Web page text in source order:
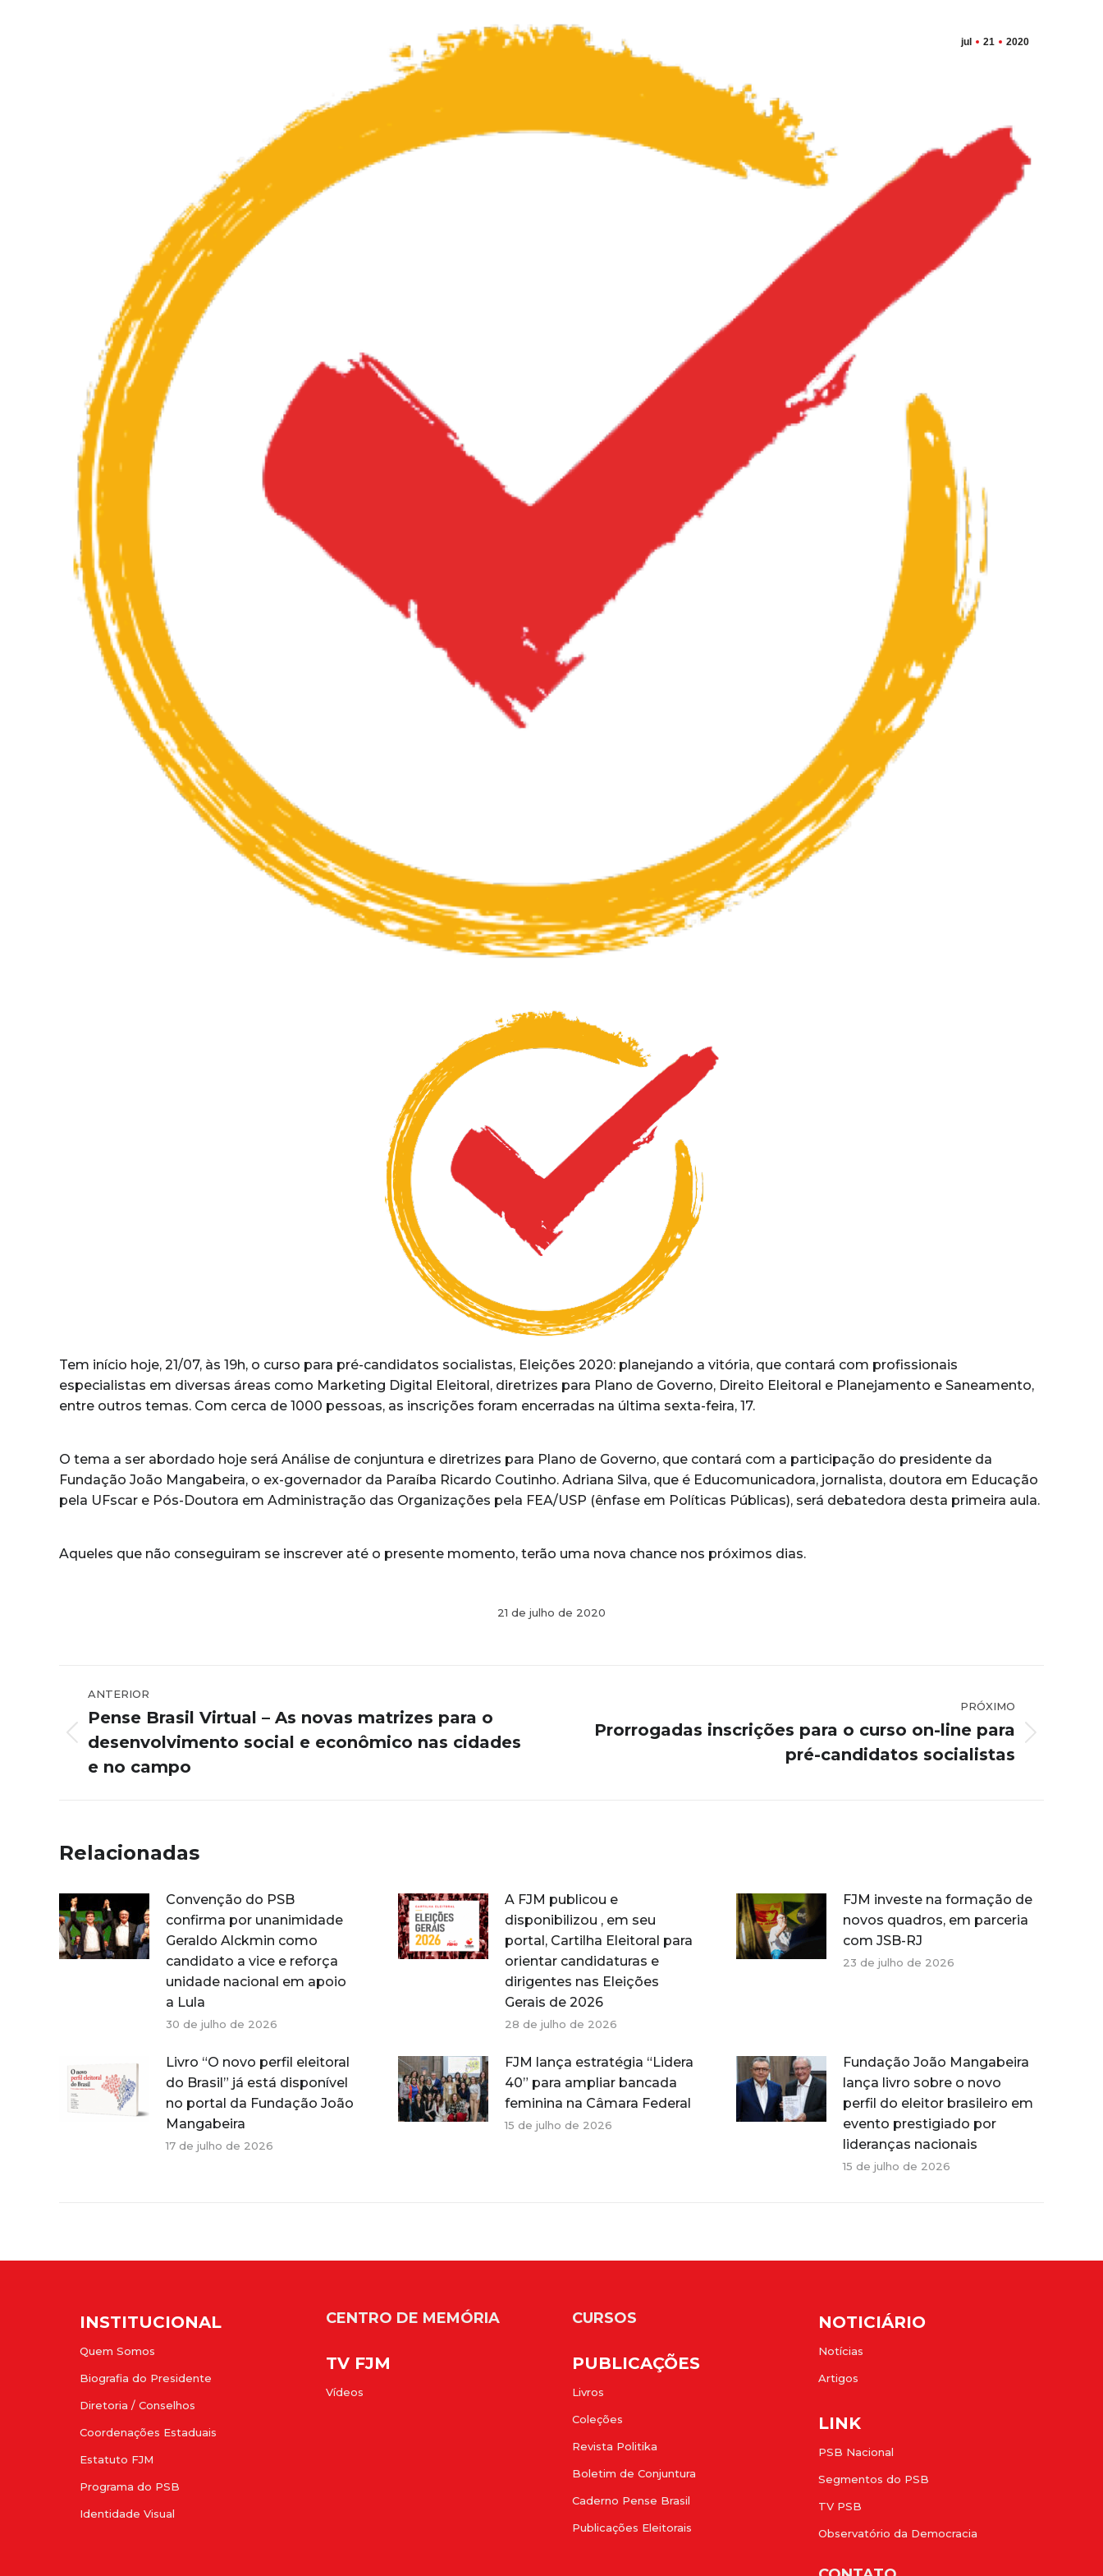
jul 21 2020
Tem início hoje, 21/07, às 19h, o curso para pré-candidatos socialistas, Eleições 2020: planejando a vitória, que contará com profissionais
especialistas em diversas áreas como Marketing Digital Eleitoral, diretrizes para Plano de Governo, Direito Eleitoral e Planejamento e Saneamento,
entre outros temas. Com cerca de 1000 pessoas, as inscrições foram encerradas na última sexta-feira, 17.
O tema a ser abordado hoje será Análise de conjuntura e diretrizes para Plano de Governo, que contará com a participação do presidente da
Fundação João Mangabeira, o ex-governador da Paraíba Ricardo Coutinho. Adriana Silva, que é Educomunicadora, jornalista, doutora em Educação
pela UFscar e Pós-Doutora em Administração das Organizações pela FEA/USP (ênfase em Políticas Públicas), será debatedora desta primeira aula.
Aqueles que não conseguiram se inscrever até o presente momento, terão uma nova chance nos próximos dias.
21 de julho de 2020
de
post:
ANTERIOR
Post
anterior:
Pense Brasil Virtual – As novas matrizes para o
desenvolvimento social e econômico nas cidades
e no campo
PRÓXIMO
Prorrogadas inscrições para o curso on-line para
pré-candidatos socialistas
Relacionadas
Convenção do PSB
confirma por unanimidade
Geraldo Alckmin como
candidato a vice e reforça
unidade nacional em apoio
a Lula
30 de julho de 2026
A FJM publicou e
disponibilizou , em seu
portal, Cartilha Eleitoral para
orientar candidaturas e
dirigentes nas Eleições
Gerais de 2026
28 de julho de 2026
FJM investe na formação de
novos quadros, em parceria
com JSB-RJ
23 de julho de 2026
Livro “O novo perfil eleitoral
do Brasil” já está disponível
no portal da Fundação João
Mangabeira
17 de julho de 2026
FJM lança estratégia “Lidera
40” para ampliar bancada
feminina na Câmara Federal
15 de julho de 2026
Fundação João Mangabeira
lança livro sobre o novo
perfil do eleitor brasileiro em
evento prestigiado por
lideranças nacionais
15 de julho de 2026
INSTITUCIONAL
Quem Somos
Biografia do Presidente
Diretoria / Conselhos
Coordenações Estaduais
Estatuto FJM
Programa do PSB
Identidade Visual
CENTRO DE MEMÓRIA
TV FJM
Vídeos
CURSOS
PUBLICAÇÕES
Livros
Coleções
Revista Politika
Boletim de Conjuntura
Caderno Pense Brasil
Publicações Eleitorais
NOTICIÁRIO
Notícias
Artigos
LINK
PSB Nacional
Segmentos do PSB
TV PSB
Observatório da Democracia